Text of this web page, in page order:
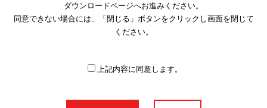
る取扱説明書の記載内容とお客さまがお持ちの製品の仕様がその
後のマイナーチェンジ等で変更になる場合がございます。本サイ
トに公開されている取扱説明書の内容とお手持ちの製品の仕様に
ダウンロードページへお進みください。
同意できない場合には、「閉じる」ボタンをクリックし画面を閉じて
ください。
上記内容に同意します。